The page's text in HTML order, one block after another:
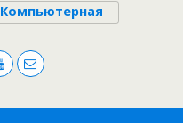
Компьютерная